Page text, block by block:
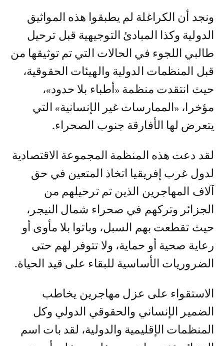
ونجد أن الكراغلة لم يطبقوا هذه المواثيق
الدولية وكذا المبادئ التوجيهية قبل ترحيل
طالبي اللجوء في الحالات التي تم توثيقها من
قبل المنظمات الدولية والهيئات الحقوقية،
حيث انتقدت منظمة «أطباء بلا حدود»،
مؤخرا، «الممارسات غير الإنسانية» التي
يتعرض لها الأفارقة جنوب الصحراء.
لقد دعت هذه المنظمة المجموعة الاقتصادية
لدول غرب إفريقيا اتخاذ المتعين في حق
آلاف المهاجرين الذين تم ترحيلهم من
الجزائر وتركهم في صحراء شمال النيجر،
حيث تقطعت بهم السبل، وباتوا بلا مأوى أو
رعاية صحية أو حماية، ولا تتوفر لهم حتى
الضروريات الأساسية للبقاء على قيد الحياة.
الاستقواء على عزل مهاجرين يخاطب
الضمير الإنساني والحقوقي الدولي وكل
المنظمات الإقليمية والدولية، لقد بات اسم